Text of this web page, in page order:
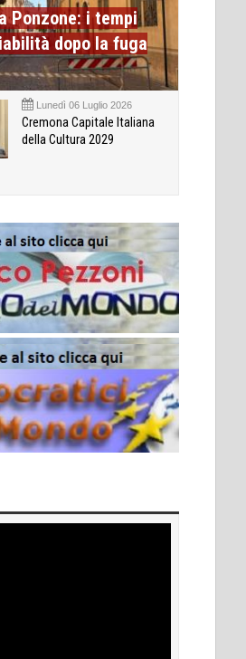
Ponzone: i tempi
dopo la fuga
Lunedì 06 Luglio 2026
Cremona Capitale Italiana
della Cultura 2029